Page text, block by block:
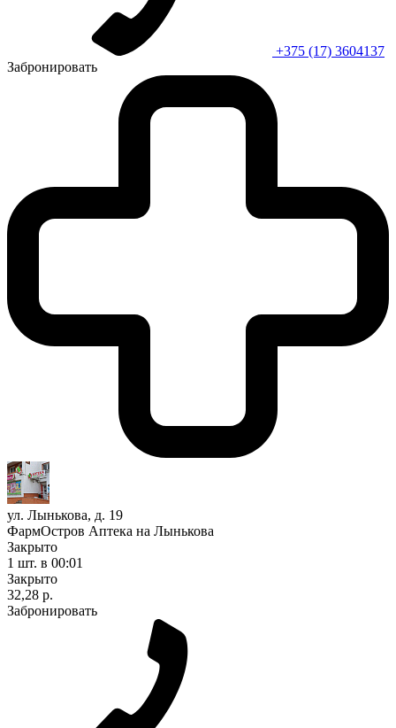
+375 (17) 3604137
Забронировать
ул. Лынькова, д. 19
ФармОстров Аптека на Лынькова
Закрыто
1 шт. в 00:01
Закрыто
32,28 р.
Забронировать